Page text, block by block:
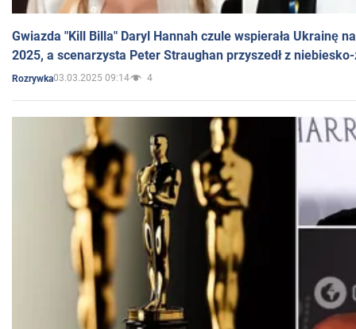
Gwiazda "Kill Billa" Daryl Hannah czule wspierała Ukrainę
2025, a scenarzysta Peter Straughan przyszedł z
Rozrywka03.03.2025 09:14 4